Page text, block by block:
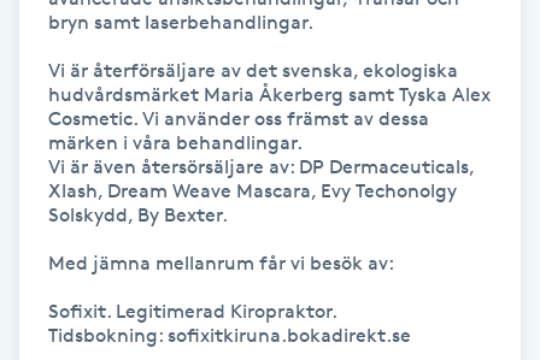
Hårborttagning
Hårbottenbehandling
Hårförlängning
Hårvård
bryn samt laserbehandlingar.
Vi är återförsäljare av det svenska, ekologiska
hudvårdsmärket Maria Åkerberg samt Tyska Alex
Cosmetic. Vi använder oss främst av dessa
märken i våra behandlingar.
Vi är även återsörsäljare av: DP Dermaceuticals,
Xlash, Dream Weave Mascara, Evy Techonolgy
Solskydd, By Bexter.
Med jämna mellanrum får vi besök av:
Sofixit. Legitimerad Kiropraktor.
Tidsbokning: sofixitkiruna.bokadirekt.se